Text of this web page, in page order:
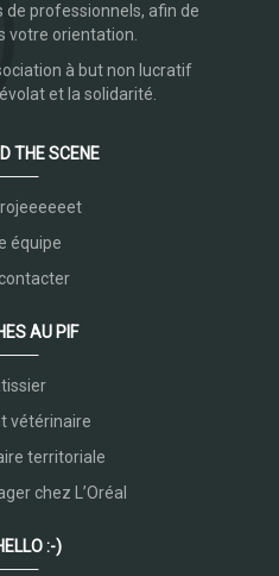
professionnels, afin de
votre orientation.
à but non lucratif
et la solidarité.
THE SCENE
équipe
AU PIF
vétérinaire
territoriale
chez L’Oréal
:-)